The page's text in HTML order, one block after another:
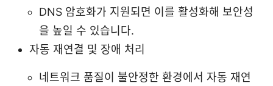
DNS 암호화가 지원되면 이를 활성화해 보안성
을 높일 수 있습니다.
자동 재연결 및 장애 처리
네트워크 품질이 불안정한 환경에서 자동 재연